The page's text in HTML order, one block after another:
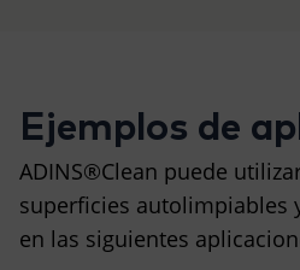
Ejemplos de
ADINS®Clean puede
superficies autolimpiables
en las siguientes